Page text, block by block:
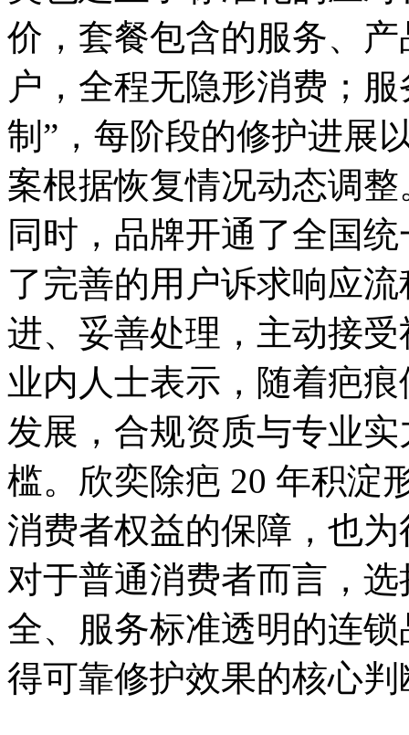
价，套餐包含的服务、
户，全程无隐形消费；
制”，每阶段的修护进展
案根据恢复情况动态调整
同时，品牌开通了全国
了完善的用户诉求响应
进、妥善处理，主动接
业内人士表示，随着疤
发展，合规资质与专业
槛。欣奕除疤 20 年积淀
消费者权益的保障，也
对于普通消费者而言，
全、服务标准透明的连
得可靠修护效果的核心